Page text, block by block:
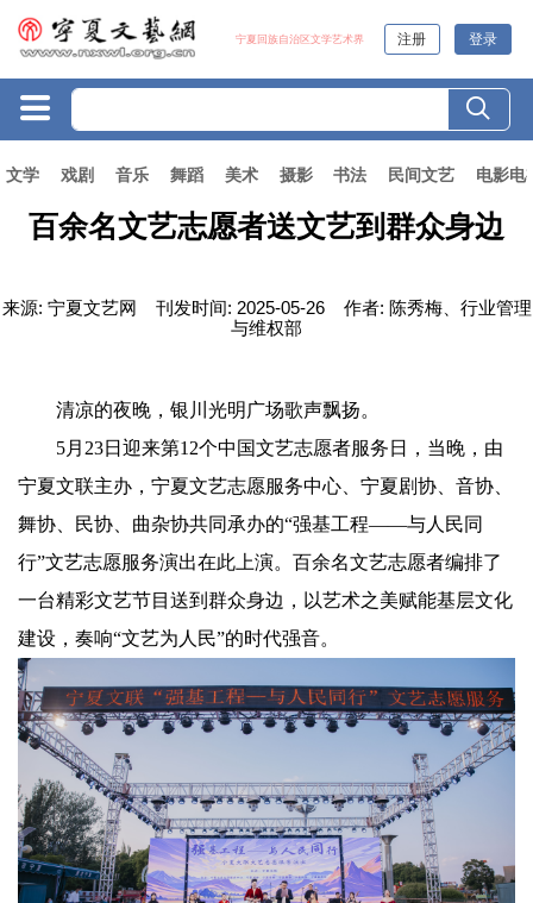
宁夏回族自治区文学艺术界 注册 登录
文学 戏剧 音乐 舞蹈 美术 摄影 书法 民间文艺 电影电
百余名文艺志愿者送文艺到群众身边
来源: 宁夏文艺网 刊发时间: 2025-05-26 作者: 陈秀梅、行业管理
与维权部
清凉的夜晚，银川光明广场歌声飘扬。
5月23日迎来第12个中国文艺志愿者服务日，当晚，由
宁夏文联主办，宁夏文艺志愿服务中心、宁夏剧协、音协、
舞协、民协、曲杂协共同承办的“强基工程——与人民同
行”文艺志愿服务演出在此上演。百余名文艺志愿者编排了
一台精彩文艺节目送到群众身边，以艺术之美赋能基层文化
建设，奏响“文艺为人民”的时代强音。